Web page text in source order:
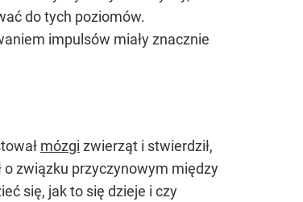
do tych poziomów.
impulsów miały znacznie
mózgi zwierząt i stwierdził,
o związku przyczynowym między
się, jak to się dzieje i czy